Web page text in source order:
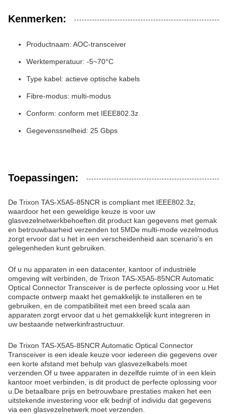
Kenmerken:
Productnaam: AOC-transceiver
Werktemperatuur: -5~70°C
Type kabel: actieve optische kabels
Fibre-modus: multi-modus
Conform: conform met IEEE802.3z
Gegevenssnelheid: 25 Gbps
Toepassingen:
De Trixon TAS-X5A5-85NCR is compliant met IEEE802.3z,
waardoor het een geweldige keuze is voor uw
glasvezelnetwerkbehoeften.dit product kan gegevens met gemak
en betrouwbaarheid verzenden tot 5MDe multi-mode vezelmodus
zorgt ervoor dat u het in een verscheidenheid aan scenario's en
gelegenheden kunt gebruiken.
Of u nu apparaten in een datacenter, kantoor of industriële
omgeving wilt verbinden, de Trixon TAS-X5A5-85NCR Automatic
Optical Connector Transceiver is de perfecte oplossing voor u.Het
compacte ontwerp maakt het gemakkelijk te installeren en te
gebruiken, en de compatibiliteit met een breed scala aan
apparaten zorgt ervoor dat u het gemakkelijk kunt integreren in
uw bestaande netwerkinfrastructuur.
De Trixon TAS-X5A5-85NCR Automatic Optical Connector
Transceiver is een ideale keuze voor iedereen die gegevens over
een korte afstand met behulp van glasvezelkabels moet
verzenden.Of u twee apparaten in dezelfde ruimte of in een klein
kantoor moet verbinden, is dit product de perfecte oplossing voor
u.De betaalbare prijs en betrouwbare prestaties maken het een
uitstekende investering voor elk bedrijf of individu dat gegevens
via een glasvezelnetwerk moet verzenden.